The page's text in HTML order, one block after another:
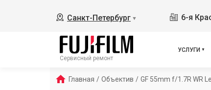
Санкт-Петербург ▼ 6-я
Сервисный ремонт
УСЛУГИ
Главная / Объектив / GF 55mm f/1.7R WR